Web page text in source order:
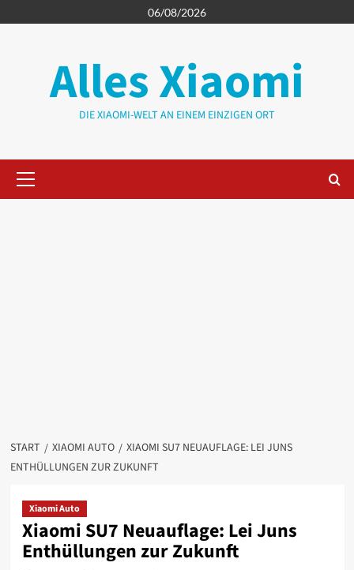
Inhalt
06/08/2026
Alles Xiaomi
DIE XIAOMI-WELT AN EINEM EINZIGEN ORT
Menü
START XIAOMI AUTO
XIAOMI SU7 NEUAUFLAGE: LEI JUNS
ENTHÜLLUNGEN ZUR ZUKUNFT
Xiaomi Auto
Xiaomi SU7 Neuauflage: Lei Juns
Enthüllungen zur Zukunft